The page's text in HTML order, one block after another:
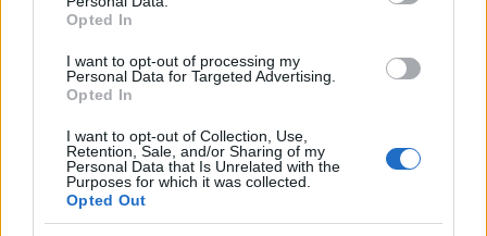
Opted In
I want to opt-out of processing my
Personal Data for Targeted Advertising.
Opted In
I want to opt-out of Collection, Use,
Retention, Sale, and/or Sharing of my
Personal Data that Is Unrelated with the
Purposes for which it was collected.
Opted Out
Continua a leggere